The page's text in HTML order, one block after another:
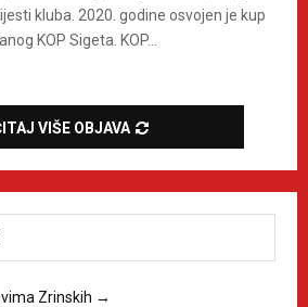
kluba. 2020. godine osvojen je kup
KOP Sigeta. KOP...
VIŠE OBJAVA
Zrinskih →